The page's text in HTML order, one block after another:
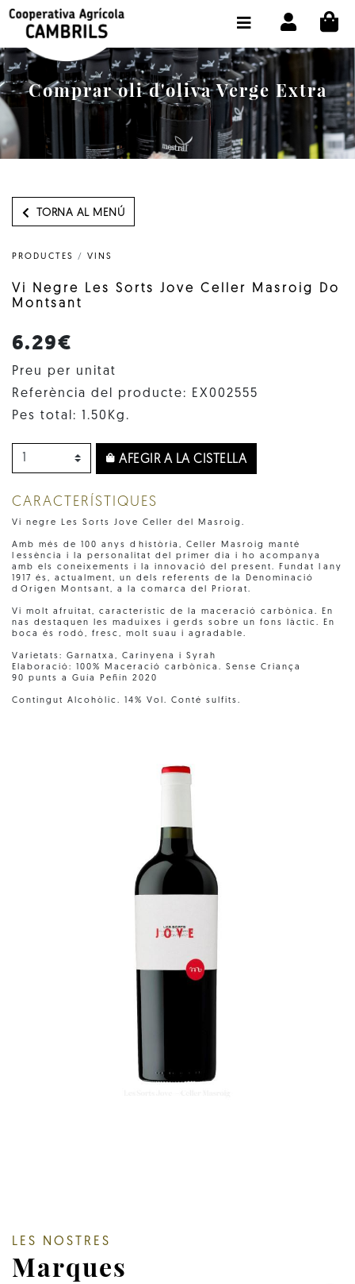
Comprar oli d'oliva Verge Extra
TORNA AL MENÚ
PRODUCTES / VINS
Vi Negre Les Sorts Jove Celler Masroig Do
Montsant
6.29€
Preu per unitat
Referència del producte: EX002555
Pes total: 1.50Kg.
AFEGIR A LA CISTELLA
CARACTERÍSTIQUES
Vi negre Les Sorts Jove Celler del Masroig.
Amb més de 100 anys dhistòria, Celler Masroig manté
lessència i la personalitat del primer dia i ho acompanya
amb els coneixements i la innovació del present. Fundat lany
1917 és, actualment, un dels referents de la Denominació
dOrigen Montsant, a la comarca del Priorat.
Vi molt afruitat, característic de la maceració carbònica. En
nas destaquen les maduixes i gerds sobre un fons làctic. En
boca és rodó, fresc, molt suau i agradable.
Varietats: Garnatxa, Carinyena i Syrah
Elaboració: 100% Maceració carbònica. Sense Criança
90 punts a Guía Peñín 2020
Contingut Alcohòlic. 14% Vol. Conté sulfits.
LES NOSTRES
Marques
BOTIGA COMPRA ONLINE
LA COOPERATIVA
OLEOTOUR
PRODUCTES
EL NOSTRE OLI
SELECCIONAR IDIOMA: CAT